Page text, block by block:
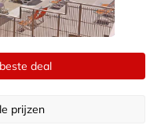
deal
prijzen